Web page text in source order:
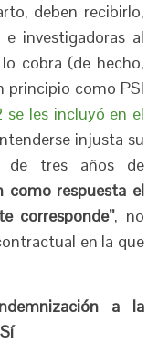
deben recibirlo,
investigadoras al
cobra (de hecho,
principio como PSI
se les incluyó en el
injusta su
de tres años de
como respuesta el
corresponde”, no
en la que
a la